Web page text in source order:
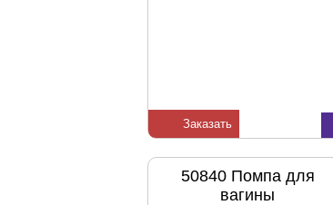
Заказать
50840 Помпа для
вагины